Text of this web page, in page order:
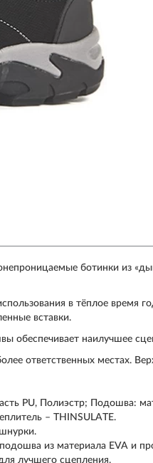
ботинки из
в тёплое время
вставки.
обеспечивает наилучшее
ответственных местах.
PU, Полиэстр; Подошва:
– THINSULATE.
из материала EVA и
лучшего сцепления.